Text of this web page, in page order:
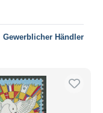
Gewerblicher Händler